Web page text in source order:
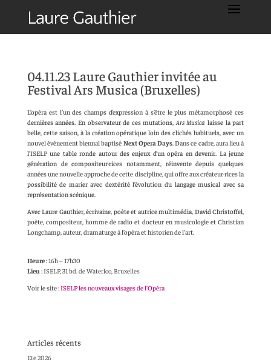
04.11.23 Laure Gauthier invitée au
Festival Ars Musica (Bruxelles)
L’opéra est l’un des champs d’expression à s’être le plus métamorphosé ces
dernières années. En observateur de ces mutations, Ars Musica laisse la part
belle, cette saison, à la création opératique loin des clichés habituels, avec un
nouvel événement biennal baptisé Next Opera Days. Dans ce cadre, aura lieu à
l’ISELP une table ronde autour des enjeux d’un opéra en devenir. La jeune
génération de compositeur·rices notamment, réinvente depuis quelques
années une nouvelle approche de cette discipline, qui offre aux créateur·rices la
possibilité de marier avec dextérité l’évolution du langage musical avec sa
représentation scénique.
Avec Laure Gauthier, écrivaine, poète et autrice multimédia, David Christoffel,
poète, compositeur, homme de radio et docteur en musicologie et Christian
Longchamp, auteur, dramaturge à l’opéra et historien de l’art.
Heure:16h – 17h30
Lieu :ISELP, 31 bd. de Waterloo, Bruxelles
Voir le site :ISELP les nouveaux visages de l’Opéra
Articles récents
Ete 2026